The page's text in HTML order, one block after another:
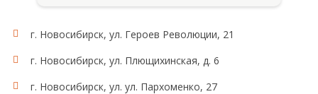
г. Новосибирск, ул. Героев Революции, 21
г. Новосибирск, ул. Плющихинская, д. 6
г. Новосибирск, ул. ул. Пархоменко, 27